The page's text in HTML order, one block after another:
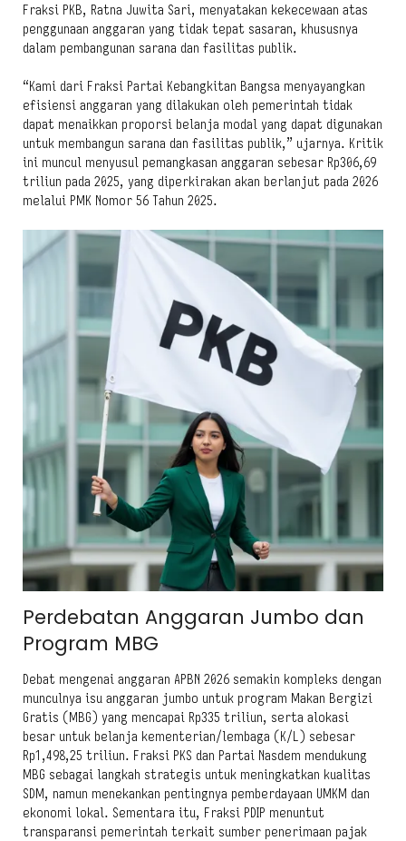
Fraksi PKB, Ratna Juwita Sari, menyatakan kekecewaan atas
penggunaan anggaran yang tidak tepat sasaran, khususnya
dalam pembangunan sarana dan fasilitas publik.
“Kami dari Fraksi Partai Kebangkitan Bangsa menyayangkan
efisiensi anggaran yang dilakukan oleh pemerintah tidak
dapat menaikkan proporsi belanja modal yang dapat digunakan
untuk membangun sarana dan fasilitas publik,” ujarnya. Kritik
ini muncul menyusul pemangkasan anggaran sebesar Rp306,69
triliun pada 2025, yang diperkirakan akan berlanjut pada 2026
melalui PMK Nomor 56 Tahun 2025.
Perdebatan Anggaran Jumbo dan
Program MBG
Debat mengenai anggaran APBN 2026 semakin kompleks dengan
munculnya isu anggaran jumbo untuk program Makan Bergizi
Gratis (MBG) yang mencapai Rp335 triliun, serta alokasi
besar untuk belanja kementerian/lembaga (K/L) sebesar
Rp1,498,25 triliun. Fraksi PKS dan Partai Nasdem mendukung
MBG sebagai langkah strategis untuk meningkatkan kualitas
SDM, namun menekankan pentingnya pemberdayaan UMKM dan
ekonomi lokal. Sementara itu, Fraksi PDIP menuntut
transparansi pemerintah terkait sumber penerimaan pajak